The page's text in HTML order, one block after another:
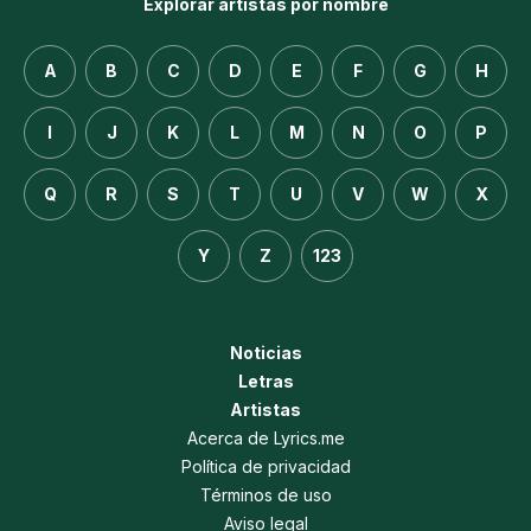
Explorar artistas por nombre
A B C D E F G H
I J K L M N O P
Q R S T U V W X
Y Z 123
Noticias
Letras
Artistas
Acerca de Lyrics.me
Política de privacidad
Términos de uso
Aviso legal